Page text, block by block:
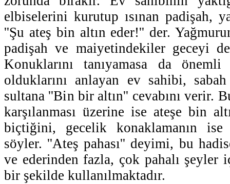
elbiselerini kurutup ısınan padişah,
''Şu ateş bin altın eder!'' der.
padişah ve maiyetindekiler geceyi
Konuklarını tanıyamasa da
olduklarını anlayan ev sahibi,
sultana ''Bin bir altın'' cevabını verir.
karşılanması üzerine ise ateşe bin
biçtiğini, gecelik konaklamanın
söyler. ''Ateş pahası'' deyimi, bu
ve ederinden fazla, çok pahalı şeyler
bir şekilde kullanılmaktadır.